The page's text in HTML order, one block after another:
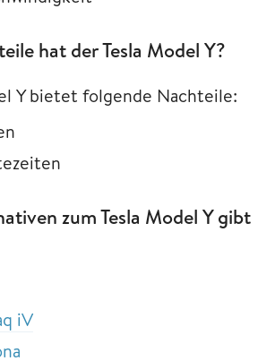
hat der Tesla Model Y?
Y bietet folgende Nachteile:
zum Tesla Model Y gibt
iV